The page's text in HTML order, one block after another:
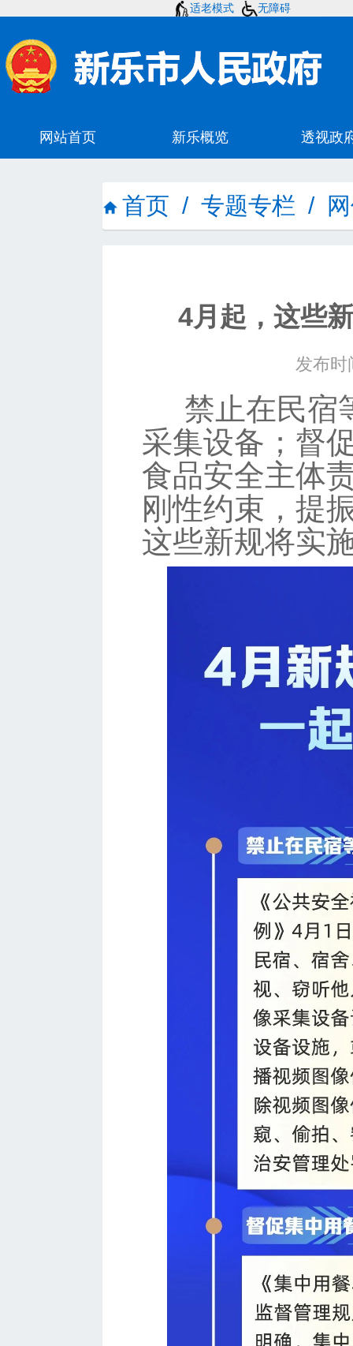
适老模式 无障碍
首页 / 专题专栏 /
4月起，这些
发布时
禁止在民宿
采集设备；督
食品安全主体
刚性约束，提
这些新规将实